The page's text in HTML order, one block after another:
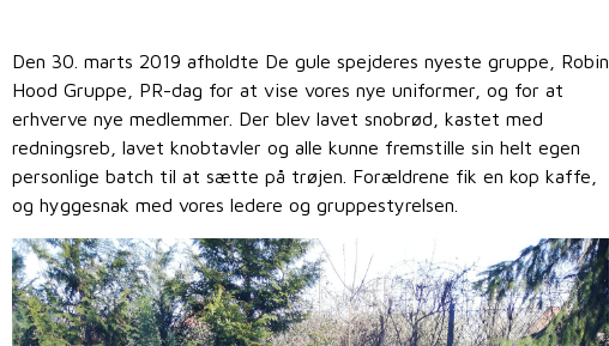
Den 30. marts 2019 afholdte De gule spejderes nyeste gruppe, Robin
Hood Gruppe, PR-dag for at vise vores nye uniformer, og for at
erhverve nye medlemmer. Der blev lavet snobrød, kastet med
redningsreb, lavet knobtavler og alle kunne fremstille sin helt egen
personlige batch til at sætte på trøjen. Forældrene fik en kop kaffe,
og hyggesnak med vores ledere og gruppestyrelsen.